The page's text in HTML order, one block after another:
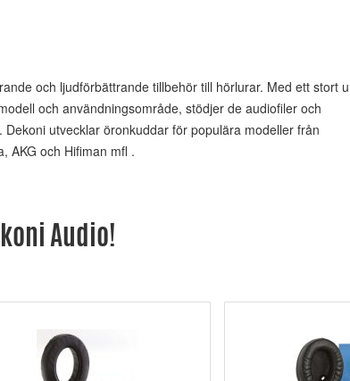
och ljudförbättrande tillbehör till hörlurar. Med ett stort
och användningsområde, stödjer de audiofiler och
utvecklar öronkuddar för populära modeller från
AKG och Hifiman mfl .
Audio!